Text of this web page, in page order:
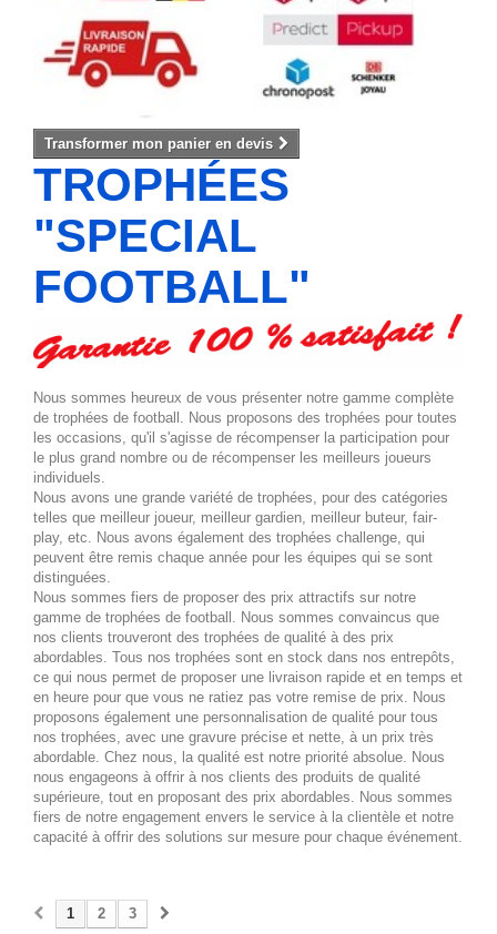
Transformer mon panier en devis
TROPHÉES
"SPECIAL
FOOTBALL"
Nous sommes heureux de vous présenter notre gamme complète
de trophées de football. Nous proposons des trophées pour toutes
les occasions, qu'il s'agisse de récompenser la participation pour
le plus grand nombre ou de récompenser les meilleurs joueurs
individuels.
Nous avons une grande variété de trophées, pour des catégories
telles que meilleur joueur, meilleur gardien, meilleur buteur, fair-
play, etc. Nous avons également des trophées challenge, qui
peuvent être remis chaque année pour les équipes qui se sont
distinguées.
Nous sommes fiers de proposer des prix attractifs sur notre
gamme de trophées de football. Nous sommes convaincus que
nos clients trouveront des trophées de qualité à des prix
abordables. Tous nos trophées sont en stock dans nos entrepôts,
ce qui nous permet de proposer une livraison rapide et en temps et
en heure pour que vous ne ratiez pas votre remise de prix. Nous
proposons également une personnalisation de qualité pour tous
nos trophées, avec une gravure précise et nette, à un prix très
abordable. Chez nous, la qualité est notre priorité absolue. Nous
nous engageons à offrir à nos clients des produits de qualité
supérieure, tout en proposant des prix abordables. Nous sommes
fiers de notre engagement envers le service à la clientèle et notre
capacité à offrir des solutions sur mesure pour chaque événement.
1 2 3